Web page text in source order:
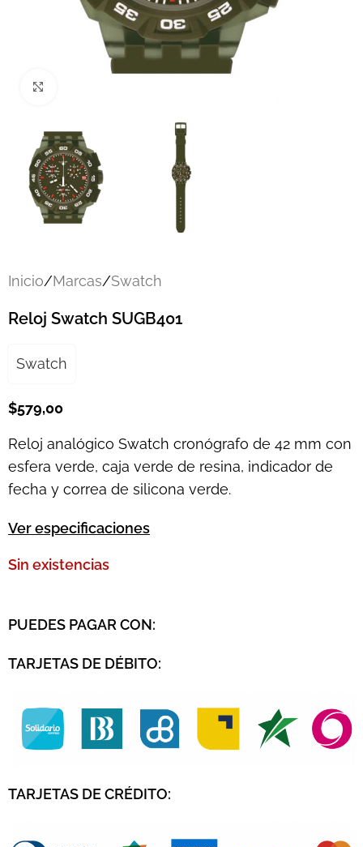
Inicio/Marcas/Swatch
Reloj Swatch SUGB401
Swatch
$579,00
Reloj analógico Swatch cronógrafo de 42 mm con
esfera verde, caja verde de resina, indicador de
fecha y correa de silicona verde.
Ver especificaciones
Sin existencias
PUEDES PAGAR CON:
TARJETAS DE DÉBITO:
TARJETAS DE CRÉDITO: